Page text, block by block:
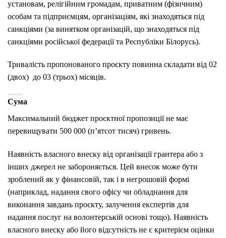
установам, релігійним громадам, приватним (фізичним)
особам та підприємцям, організаціям, які знаходяться під
санкціями (за винятком організацій, що знаходяться під
санкціями російської федерації та Республіки Білорусь).
Тривалість пропонованого проєкту повинна складати від 02
(двох) до 03 (трьох) місяців.
Сума
Максимальний бюджет проєктної пропозиції не має
перевищувати 500 000 (п’ятсот тисяч) гривень.
Наявність власного внеску від організації грантера або з
інших джерел не забороняється. Цей внесок може бути
зроблений як у фінансовій, так і в негрошовій формі
(наприклад, надання свого офісу чи обладнання для
виконання завдань проєкту, залучення експертів для
надання послуг на волонтерській основі тощо). Наявність
власного внеску або його відсутність не є критерієм оцінки